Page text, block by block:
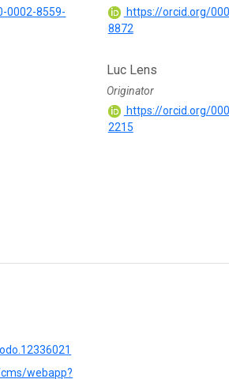
0002-8559-
https://orcid.org/
8872
Luc Lens
Originator
https://orcid.org/
2215
webapp?